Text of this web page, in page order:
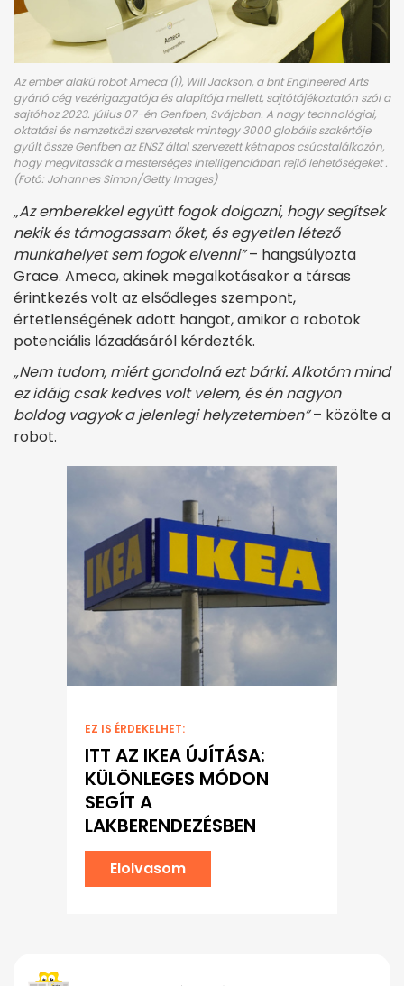
Az ember alakú robot Ameca (l), Will Jackson, a brit Engineered Arts
gyártó cég vezérigazgatója és alapítója mellett, sajtótájékoztatón szól a
sajtóhoz 2023. július 07-én Genfben, Svájcban. A nagy technológiai,
oktatási és nemzetközi szervezetek mintegy 3000 globális szakértője
gyűlt össze Genfben az ENSZ által szervezett kétnapos csúcstalálkozón,
hogy megvitassák a mesterséges intelligenciában rejlő lehetőségeket .
(Fotó: Johannes Simon/Getty Images)
„Az emberekkel együtt fogok dolgozni, hogy segítsek
nekik és támogassam őket, és egyetlen létező
munkahelyet sem fogok elvenni”– hangsúlyozta
Grace. Ameca, akinek megalkotásakor a társas
érintkezés volt az elsődleges szempont,
értetlenségének adott hangot, amikor a robotok
potenciális lázadásáról kérdezték.
„Nem tudom, miért gondolná ezt bárki. Alkotóm mind
ez idáig csak kedves volt velem, és én nagyon
boldog vagyok a jelenlegi helyzetemben”– közölte a
robot.
EZ IS ÉRDEKELHET:
ITT AZ IKEA ÚJÍTÁSA:
KÜLÖNLEGES MÓDON
SEGÍT A
LAKBERENDEZÉSBEN
Elolvasom